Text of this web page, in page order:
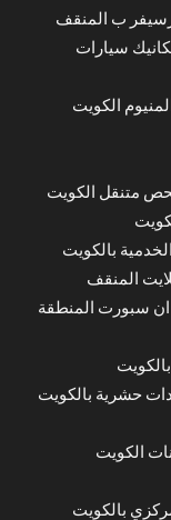
ب المنقف
سيارات
الكويت
متنقل الكويت
بالكويت
سبورت المنطقة
حشرية بالكويت
الكويت
بالكويت